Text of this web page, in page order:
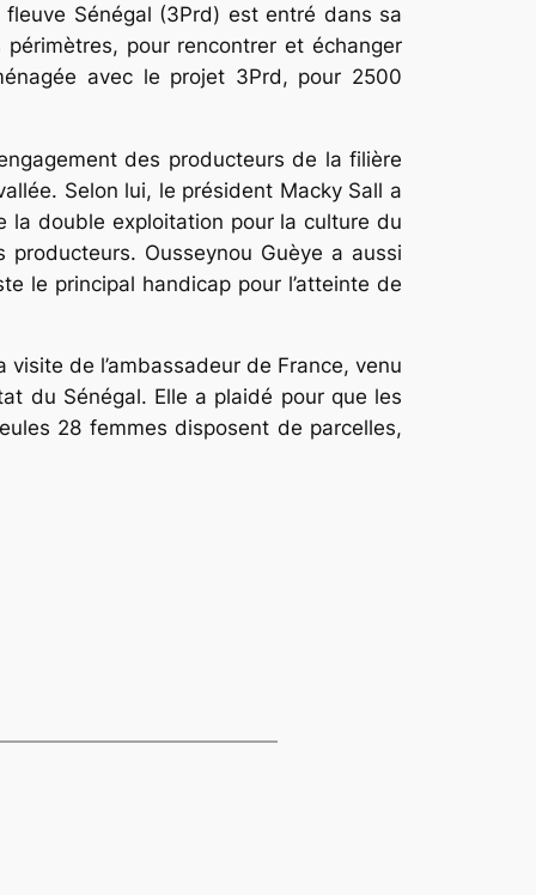
Sénégal (3Prd) est entré dans sa
pour rencontrer et échanger
avec le projet 3Prd, pour 2500
des producteurs de la filière
Selon lui, le président Macky Sall a
double exploitation pour la culture du
Ousseynou Guèye a aussi
le principal handicap pour l’atteinte de
de l’ambassadeur de France, venu
du Sénégal. Elle a plaidé pour que les
28 femmes disposent de parcelles,